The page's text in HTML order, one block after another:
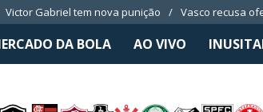
Victor Gabriel tem nova punição Vasco recusa
DA BOLA AO VIVO